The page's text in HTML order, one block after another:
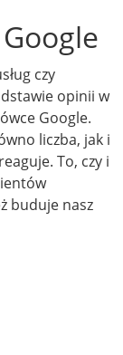
czy
opinii w
Google.
liczba, jak i
To, czy i
buduje nasz